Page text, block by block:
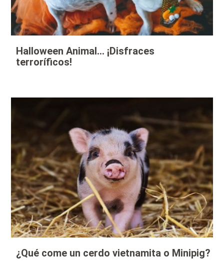
Halloween Animal… ¡Disfraces
terroríficos!
¿Qué come un cerdo vietnamita o Minipig?